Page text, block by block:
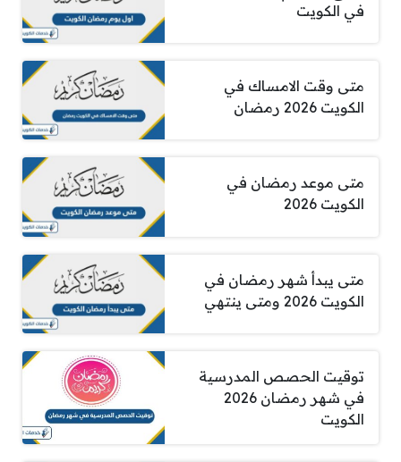
في الكويت
متى وقت الامساك في
الكويت 2026 رمضان
متى موعد رمضان في
الكويت 2026
متى يبدأ شهر رمضان في
الكويت 2026 ومتى ينتهي
توقيت الحصص المدرسية
في شهر رمضان 2026
الكويت